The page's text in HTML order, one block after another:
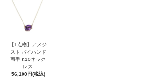
【1点物】アメジ
スト バイハンド
両手 K10ネック
レス
56,100円(税込)